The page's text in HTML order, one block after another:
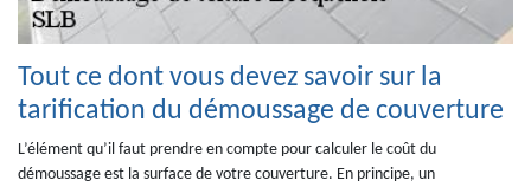
Tout ce dont vous devez savoir sur la
tarification du démoussage de couverture
L’élément qu’il faut prendre en compte pour calculer le coût du
démoussage est la surface de votre couverture. En principe, un